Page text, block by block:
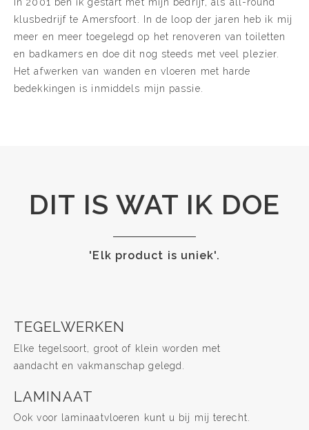
klusbedrijf te Amersfoort. In de loop der jaren heb ik mij
meer en meer toegelegd op het renoveren van toiletten
en badkamers en doe dit nog steeds met veel plezier.
Het afwerken van wanden en vloeren met harde
bedekkingen is inmiddels mijn passie.
DIT IS WAT IK DOE
'Elk product is uniek'.
TEGELWERKEN
Elke tegelsoort, groot of klein worden met
aandacht en vakmanschap gelegd.
LAMINAAT
Ook voor laminaatvloeren kunt u bij mij terecht.